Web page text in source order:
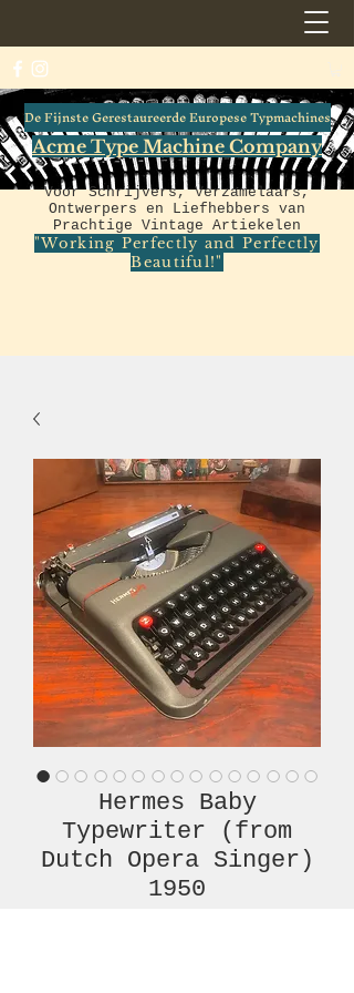
De Fijnste Gerestaureerde Europese Typmachines
Acme Type Machine Company
Voor Schrijvers, Verzamelaars,
Ontwerpers en Liefhebbers van
Prachtige Vintage Artiekelen
"Working Perfectly and Perfectly
Beautiful!"
Hermes Baby
Typewriter (from
Dutch Opera Singer)
1950